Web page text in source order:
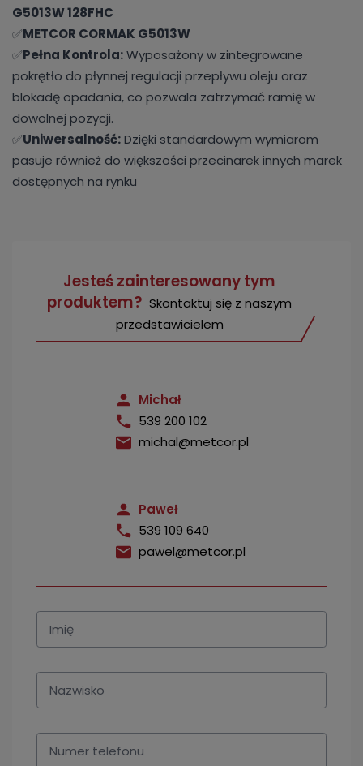
G5013W 128FHC
✅METCOR CORMAK G5013W
✅Pełna Kontrola:Wyposażony w zintegrowane
pokrętło do płynnej regulacji przepływu oleju oraz
blokadę opadania, co pozwala zatrzymać ramię w
dowolnej pozycji.
✅Uniwersalność:Dzięki standardowym wymiarom
pasuje również do większości przecinarek innych marek
dostępnych na rynku
Jesteś zainteresowany tym
produktem? Skontaktuj się z naszym
przedstawicielem
Michał
539 200 102
michal@metcor.pl
Paweł
539 109 640
pawel@metcor.pl